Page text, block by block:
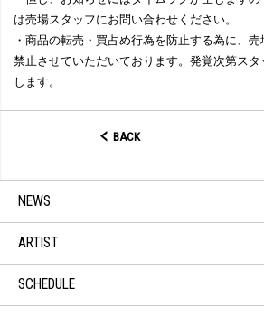
は売場スタッフにお問い合わせください。
・商品の転売・買占め行為を防止する為に、
禁止させていただいております。発覚次第ス
します。
BACK
NEWS
ARTIST
SCHEDULE